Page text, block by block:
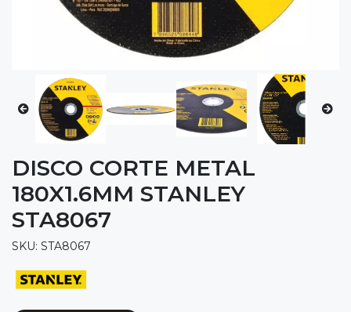
DISCO CORTE METAL
180X1.6MM STANLEY
STA8067
SKU: STA8067